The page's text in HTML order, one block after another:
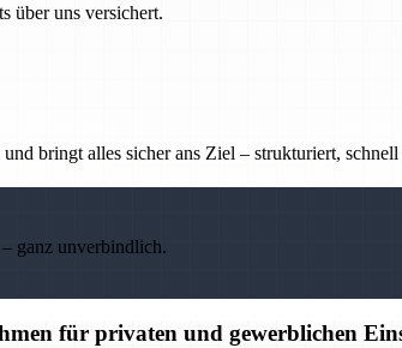
über uns versichert.
bringt alles sicher ans Ziel – strukturiert,
ganz unverbindlich.
für privaten und gewerblichen